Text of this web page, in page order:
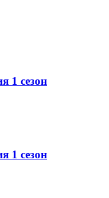
1 сезон
1 сезон